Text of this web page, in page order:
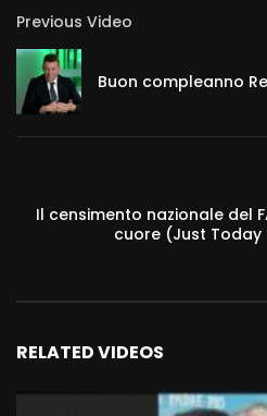
Previous Video
Buon compleanno
Il censimento nazionale del
cuore (Just Today
RELATED VIDEOS